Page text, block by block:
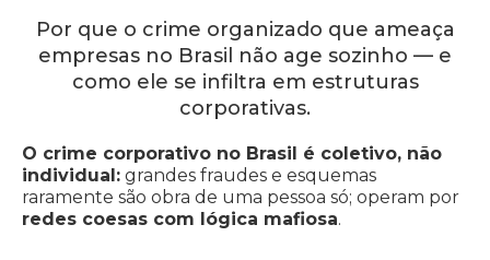
Por que o crime organizado que ameaça
empresas no Brasil não age sozinho — e
como ele se infiltra em estruturas
corporativas.
O crime corporativo no Brasil é coletivo, não
individual: grandes fraudes e esquemas
raramente são obra de uma pessoa só; operam por
redes coesas com lógica mafiosa.